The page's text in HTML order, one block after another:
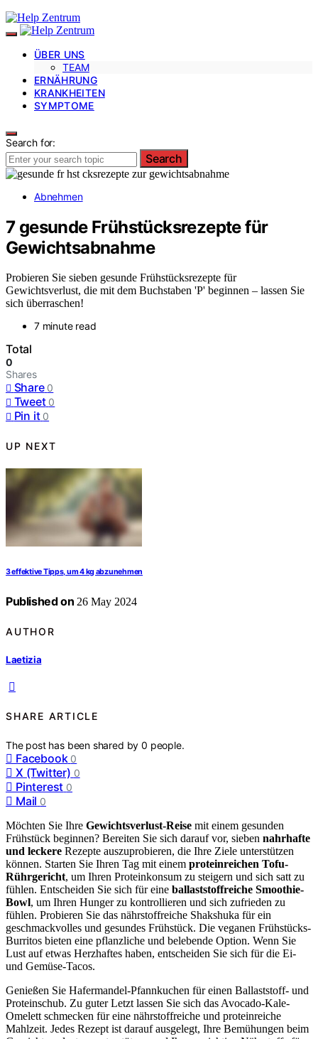
ÜBER UNS
TEAM
ERNÄHRUNG
KRANKHEITEN
SYMPTOME
Search for:
Search
Abnehmen
7 gesunde Frühstücksrezepte für
Gewichtsabnahme
Probieren Sie sieben gesunde Frühstücksrezepte für
Gewichtsverlust, die mit dem Buchstaben 'P' beginnen – lassen Sie
sich überraschen!
7 minute read
Total
0
Shares
Share 0
Tweet 0
Pin it 0
UP NEXT
3 effektive Tipps, um 4 kg abzunehmen
Published on 26 May 2024
AUTHOR
Laetizia
SHARE ARTICLE
The post has been shared by0 people.
Facebook 0
X (Twitter) 0
Pinterest 0
Mail 0
Möchten Sie Ihre Gewichtsverlust-Reise mit einem gesunden
Frühstück beginnen? Bereiten Sie sich darauf vor, sieben nahrhafte
und leckere Rezepte auszuprobieren, die Ihre Ziele unterstützen
können. Starten Sie Ihren Tag mit einem proteinreichen Tofu-
Rührgericht, um Ihren Proteinkonsum zu steigern und sich satt zu
fühlen. Entscheiden Sie sich für eine ballaststoffreiche Smoothie-
Bowl, um Ihren Hunger zu kontrollieren und sich zufrieden zu
fühlen. Probieren Sie das nährstoffreiche Shakshuka für ein
geschmackvolles und gesundes Frühstück. Die veganen Frühstücks-
Burritos bieten eine pflanzliche und belebende Option. Wenn Sie
Lust auf etwas Herzhaftes haben, entscheiden Sie sich für die Ei-
und Gemüse-Tacos.
Genießen Sie Hafermandel-Pfannkuchen für einen Ballaststoff- und
Proteinschub. Zu guter Letzt lassen Sie sich das Avocado-Kale-
Omelett schmecken für eine nährstoffreiche und proteinreiche
Mahlzeit. Jedes Rezept ist darauf ausgelegt, Ihre Bemühungen beim